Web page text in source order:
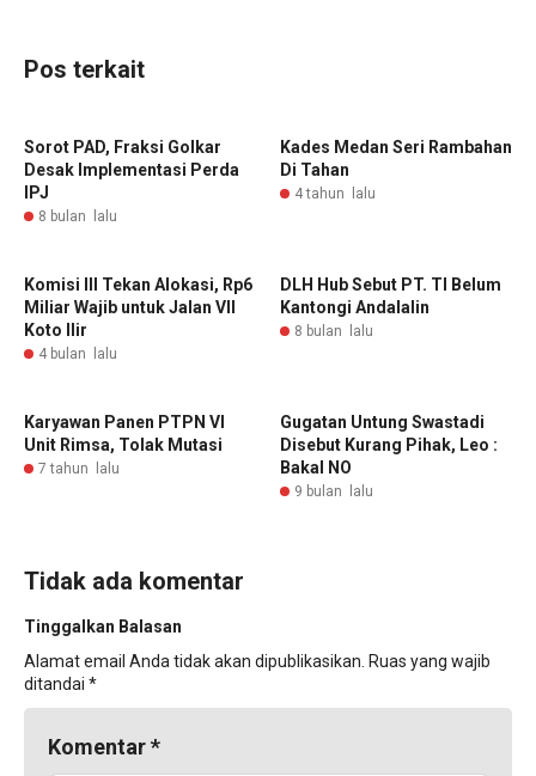
Pos terkait
Sorot PAD, Fraksi Golkar
Desak Implementasi Perda
IPJ
8 bulan lalu
Kades Medan Seri Rambahan
Di Tahan
4 tahun lalu
Komisi III Tekan Alokasi, Rp6
Miliar Wajib untuk Jalan VII
Koto Ilir
4 bulan lalu
DLH Hub Sebut PT. TI Belum
Kantongi Andalalin
8 bulan lalu
Karyawan Panen PTPN VI
Unit Rimsa, Tolak Mutasi
7 tahun lalu
Gugatan Untung Swastadi
Disebut Kurang Pihak, Leo :
Bakal NO
9 bulan lalu
Tidak ada komentar
Tinggalkan Balasan
Alamat email Anda tidak akan dipublikasikan. Ruas yang wajib
ditandai *
Komentar*